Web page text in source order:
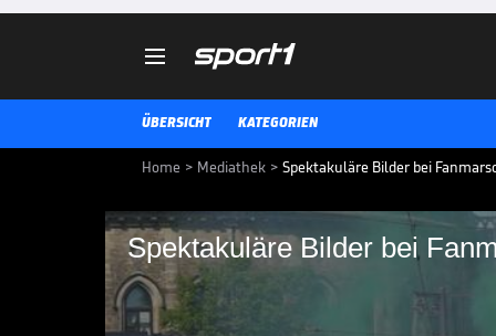

ÜBERSICHT KATEGORIEN
Home > Mediathek > Spektakuläre Bilder bei
Spektakuläre Bilder bei
Spektakuläre Bilder
Bremen